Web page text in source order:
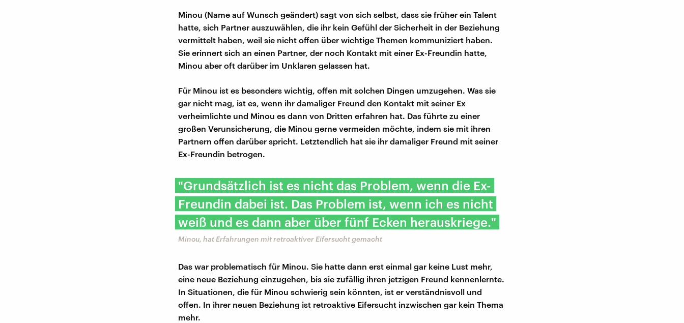
Minou (Name auf Wunsch geändert) sagt von sich selbst, dass sie früher ein Talent
hatte, sich Partner auszuwählen, die ihr kein Gefühl der Sicherheit in der Beziehung
vermittelt haben, weil sie nicht offen über wichtige Themen kommuniziert haben.
Sie erinnert sich an einen Partner, der noch Kontakt mit einer Ex-Freundin hatte,
Minou aber oft darüber im Unklaren gelassen hat.
Für Minou ist es besonders wichtig, offen mit solchen Dingen umzugehen. Was sie
gar nicht mag, ist es, wenn ihr damaliger Freund den Kontakt mit seiner Ex
verheimlichte und Minou es dann von Dritten erfahren hat. Das führte zu einer
großen Verunsicherung, die Minou gerne vermeiden möchte, indem sie mit ihren
Partnern offen darüber spricht. Letztendlich hat sie ihr damaliger Freund mit seiner
Ex-Freundin betrogen.
"Grundsätzlich ist es nicht das Problem, wenn die Ex-
Freundin dabei ist. Das Problem ist, wenn ich es nicht
weiß und es dann aber über fünf Ecken herauskriege."
Minou, hat Erfahrungen mit retroaktiver Eifersucht gemacht
Das war problematisch für Minou. Sie hatte dann erst einmal gar keine Lust mehr,
eine neue Beziehung einzugehen, bis sie zufällig ihren jetzigen Freund kennenlernte.
In Situationen, die für Minou schwierig sein könnten, ist er verständnisvoll und
offen. In ihrer neuen Beziehung ist retroaktive Eifersucht inzwischen gar kein Thema
mehr.